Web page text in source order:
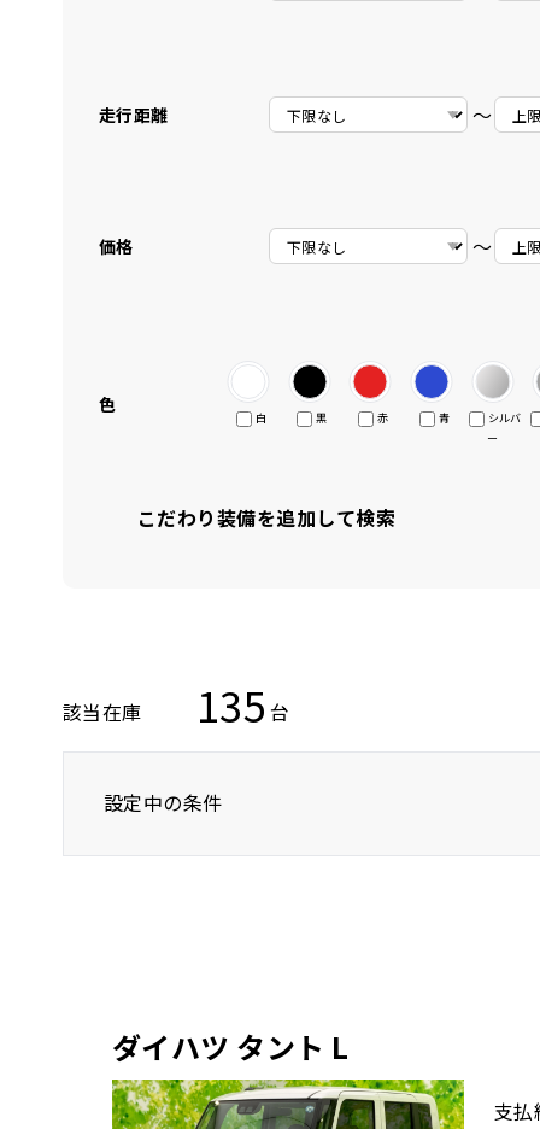
走行距離 〜
価格 〜
色
白 黒 赤 青
シルバ
ー
こだわり装備を追加して検索
該当在庫 135 台
設定中の条件
ダイハツ タント L
支払